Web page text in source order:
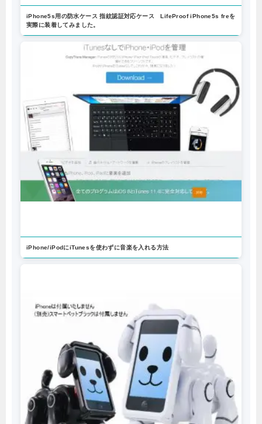
iPhone5s用の防水ケース 指紋認証対応ケース LifeProof iPhone5s freを
実際に装着してみました。
iPhone/iPodにiTunesを使わずに音楽を入れる方法